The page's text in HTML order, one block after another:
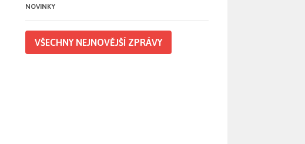
NOVINKY
VŠECHNY NEJNOVĚJŠÍ ZPRÁVY